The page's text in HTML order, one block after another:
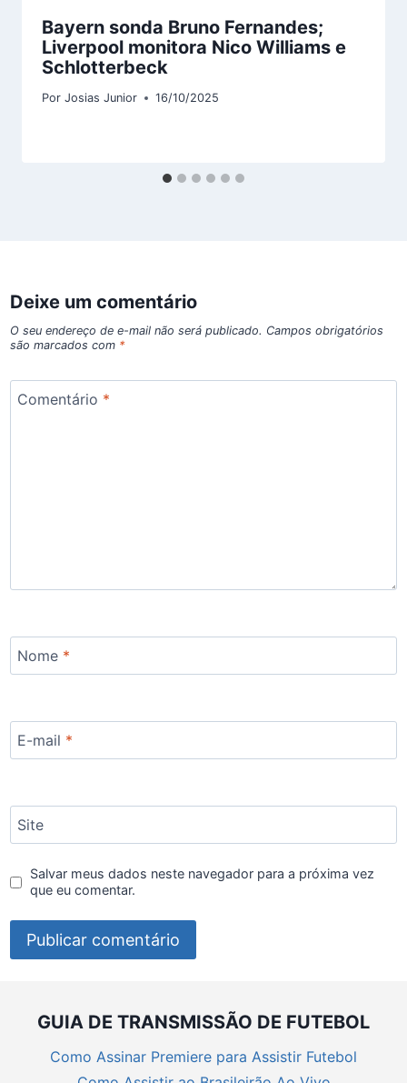
Bayern sonda Bruno Fernandes;
Liverpool monitora Nico Williams e
Schlotterbeck
Por Josias Junior 16/10/2025
Deixe um comentário
O seu endereço de e-mail não será publicado. Campos obrigatórios
são marcados com *
Comentário *
Nome *
E-mail *
Site
Salvar meus dados neste navegador para a próxima vez
que eu comentar.
GUIA DE TRANSMISSÃO DE FUTEBOL
Como Assinar Premiere para Assistir Futebol